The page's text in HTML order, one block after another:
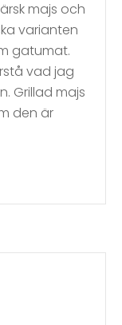
majs och
varianten
gatumat.
vad jag
Grillad majs
den är